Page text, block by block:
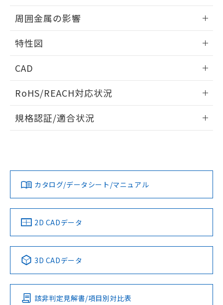
出力段回路図
タイムチャート
相互干渉
A: 30mm以上、B: 20mm以上
周囲金属の影響
周囲金属の影響
上、n: 18mm以上
特性図
検出物体の大きさと材質による影響
検出領域
CAD
ドすることができます。
ログイン/会員登録
ダウンロードデータをご利用いただく前に、以下を必ずお読
みください。
ソフトウェアの使用条件
RoHS/REACH対応状況
EU RoHS 注意事項・凡例
対応済み
中国 RoHS 注意事項・凡例
Pb Hg Cd Cr(VI)
O
規格認証/適合状況
LR型式承認
（イギリス
船舶規格）
DNV型式承認
（ノルウェー
BV型式承認
（フランス
KR型式
（韓国
No No No No
この製品の規格認証/適合状況ページへ
その他の認証はこちらのページからご検索ください
カタログ/データシート/マニュアル
2D CADデータ
3D CADデータ
該非判定見解書/項目別対比表
物質の対応では、対応完了までの期間は出
荷製品に未対応品が混在することから備考
欄に対応日を記載しておりました。
既に当社にて対応品への在庫切替を完了
していることから、特段のことがない限